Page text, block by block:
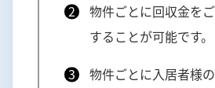
物件ごとに回収金を
することが可能です。
物件ごとに入居者様